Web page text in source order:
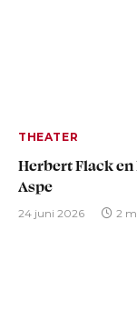
THEATER
Herbert Flack
Aspe
24 juni 2026 2